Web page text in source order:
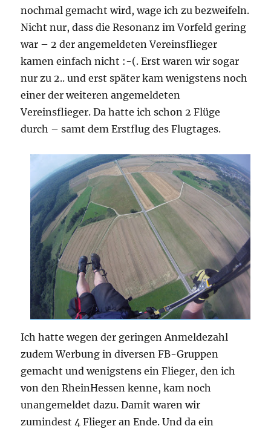
nochmal gemacht wird, wage ich zu bezweifeln.
Nicht nur, dass die Resonanz im Vorfeld gering
war – 2 der angemeldeten Vereinsflieger
kamen einfach nicht :-(. Erst waren wir sogar
nur zu 2.. und erst später kam wenigstens noch
einer der weiteren angemeldeten
Vereinsflieger. Da hatte ich schon 2 Flüge
durch – samt dem Erstflug des Flugtages.
Ich hatte wegen der geringen Anmeldezahl
zudem Werbung in diversen FB-Gruppen
gemacht und wenigstens ein Flieger, den ich
von den RheinHessen kenne, kam noch
unangemeldet dazu. Damit waren wir
zumindest 4 Flieger an Ende. Und da ein